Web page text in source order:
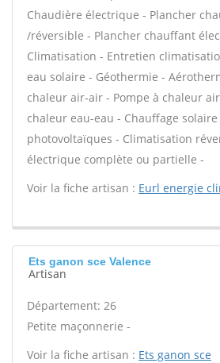
Chaudière électrique - Plancher
/réversible - Plancher chauffant
Climatisation - Entretien
eau solaire - Géothermie -
chaleur air-air - Pompe à chaleur
chaleur eau-eau - Chauffage
photovoltaïques - Climatisation
électrique complète ou partielle -
Voir la fiche artisan : Eurl energie
Ets ganon sce Valence
Artisan
Département: 26
Petite maçonnerie -
Voir la fiche artisan : Ets ganon sce